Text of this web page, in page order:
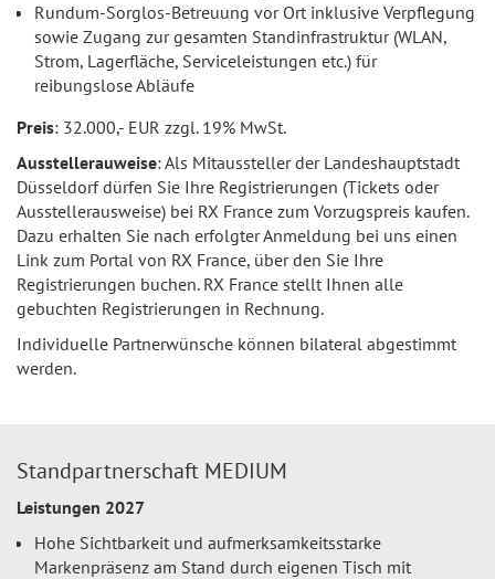
Rundum-Sorglos-Betreuung vor Ort inklusive Verpflegung
sowie Zugang zur gesamten Standinfrastruktur (WLAN,
Strom, Lagerfläche, Serviceleistungen etc.) für
reibungslose Abläufe
Preis: 32.000,- EUR zzgl. 19% MwSt.
Ausstellerauweise: Als Mitaussteller der Landeshauptstadt
Düsseldorf dürfen Sie Ihre Registrierungen (Tickets oder
Ausstellerausweise) bei RX France zum Vorzugspreis kaufen.
Dazu erhalten Sie nach erfolgter Anmeldung bei uns einen
Link zum Portal von RX France, über den Sie Ihre
Registrierungen buchen. RX France stellt Ihnen alle
gebuchten Registrierungen in Rechnung.
Individuelle Partnerwünsche können bilateral abgestimmt
werden.
Standpartnerschaft MEDIUM
Leistungen 2027
Hohe Sichtbarkeit und aufmerksamkeitsstarke
Markenpräsenz am Stand durch eigenen Tisch mit